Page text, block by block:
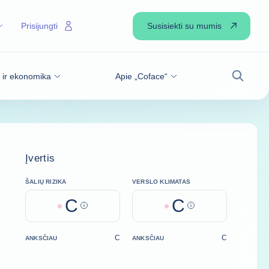
ir ekonomika Apie „Coface“
Paieška
Prisijungti Susisiekti su mumis
Įvertis
ŠALIŲ RIZIKA
C Help
VERSLO KLIMATAS
C Help
ANKSČIAU C ANKSČIAU C